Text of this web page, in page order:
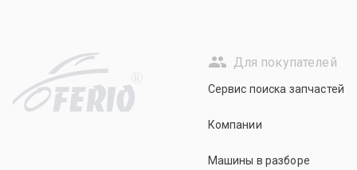
R
Для покупателей
Сервис поиска запчастей
Компании
Машины в разборе